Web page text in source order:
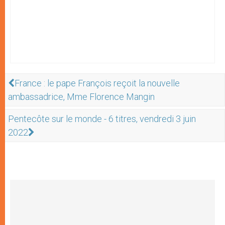
France : le pape François reçoit la nouvelle
ambassadrice, Mme Florence Mangin
Pentecôte sur le monde - 6 titres, vendredi 3 juin
2022